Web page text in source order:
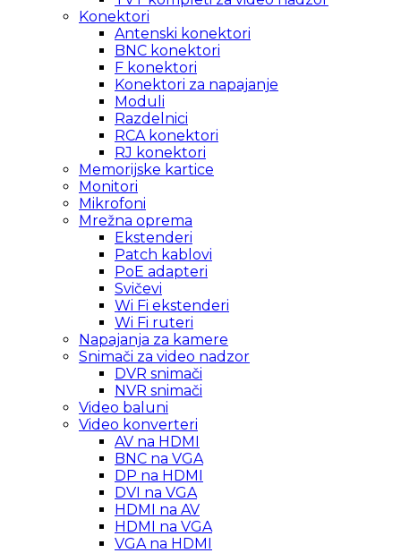
Konektori
Antenski konektori
BNC konektori
F konektori
Konektori za napajanje
Moduli
Razdelnici
RCA konektori
RJ konektori
Memorijske kartice
Monitori
Mikrofoni
Mrežna oprema
Ekstenderi
Patch kablovi
PoE adapteri
Svičevi
Wi Fi ekstenderi
Wi Fi ruteri
Napajanja za kamere
Snimači za video nadzor
DVR snimači
NVR snimači
Video baluni
Video konverteri
AV na HDMI
BNC na VGA
DP na HDMI
DVI na VGA
HDMI na AV
HDMI na VGA
VGA na HDMI